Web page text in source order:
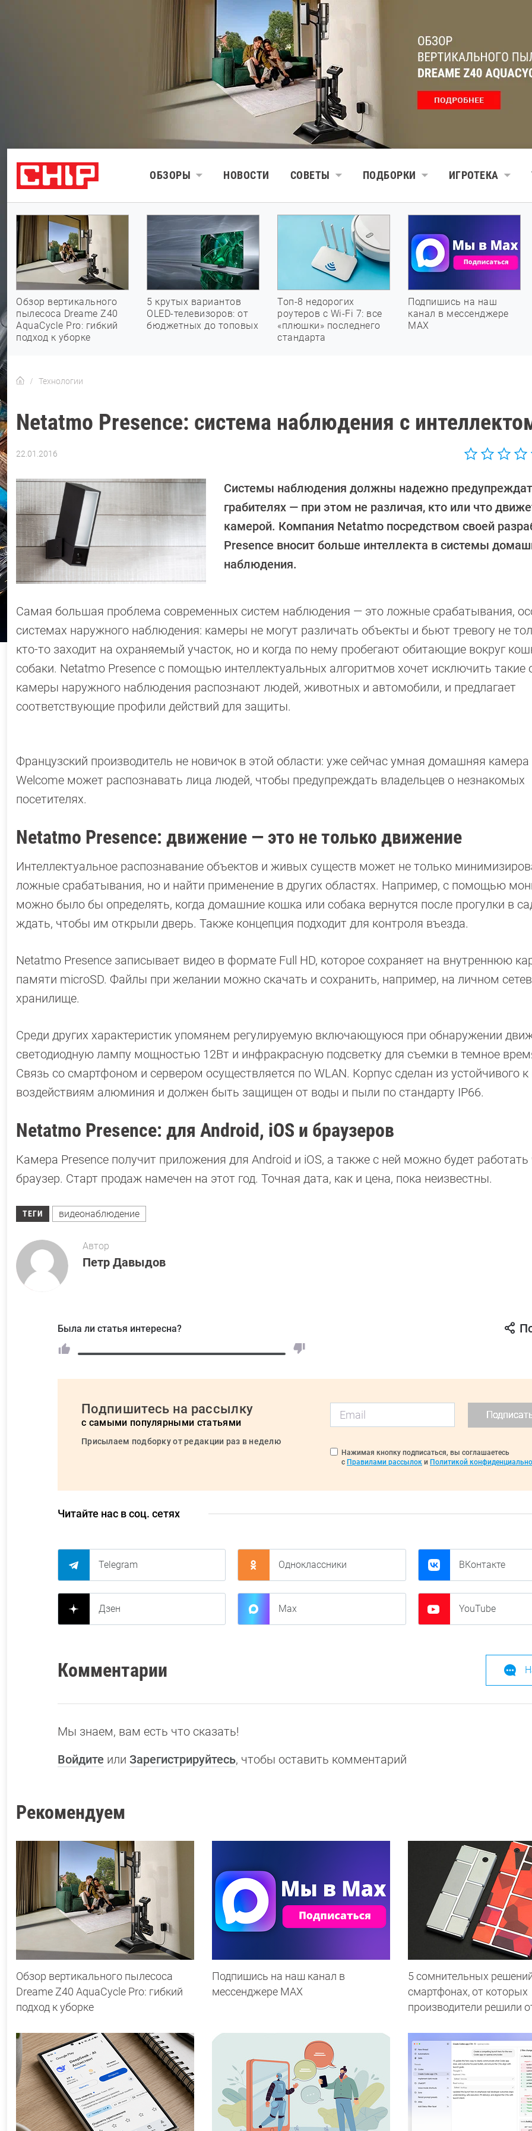
ОБЗОРЫ НОВОСТИ СОВЕТЫ ПОДБОРКИ ИГРОТЕКА
Обзор вертикального
пылесоса Dreame Z40
AquaCycle Pro: гибкий
подход к уборке
5 крутых вариантов
OLED-телевизоров: от
бюджетных до топовых
Топ-8 недорогих
роутеров с Wi-Fi 7: все
«плюшки» последнего
стандарта
Подпишись на наш
канал в мессенджере
МАХ
Технологии
Netatmo Presence: система наблюдения с
22.01.2016
Давыдов
Системы наблюдения должны надежно
грабителях — при этом не различая, кто или что
камерой. Компания Netatmo посредством своей
Presence вносит больше интеллекта в системы
наблюдения.
Самая большая проблема современных систем наблюдения — это ложные срабатывания,
системах наружного наблюдения: камеры не могут различать объекты и бьют тревогу не
кто-то заходит на охраняемый участок, но и когда по нему пробегают обитающие вокруг
собаки. Netatmo Presence с помощью интеллектуальных алгоритмов хочет исключить такие
камеры наружного наблюдения распознают людей, животных и автомобили, и предлагает
соответствующие профили действий для защиты.
Французский производитель не новичок в этой области: уже сейчас умная домашняя
Welcome может распознавать лица людей, чтобы предупреждать владельцев о незнакомых
посетителях.
Netatmo Presence: движение — это не только движение
Интеллектуальное распознавание объектов и живых существ может не только
ложные срабатывания, но и найти применение в других областях. Например, с помощью
можно было бы определять, когда домашние кошка или собака вернутся после прогулки в
ждать, чтобы им открыли дверь. Также концепция подходит для контроля въезда.
Netatmo Presence записывает видео в формате Full HD, которое сохраняет на внутреннюю
памяти microSD. Файлы при желании можно скачать и сохранить, например, на личном
хранилище.
Среди других характеристик упомянем регулируемую включающуюся при обнаружении
светодиодную лампу мощностью 12Вт и инфракрасную подсветку для съемки в темное
Связь со смартфоном и сервером осуществляется по WLAN. Корпус сделан из устойчивого
воздействиям алюминия и должен быть защищен от воды и пыли по стандарту IP66.
Netatmo Presence: для Android, iOS и браузеров
Камера Presence получит приложения для Android и iOS, а также с ней можно будет работать
браузер. Старт продаж намечен на этот год. Точная дата, как и цена, пока неизвестны.
ТЕГИ видеонаблюдение
Автор
Петр Давыдов
Была ли статья интересна?
Подпишитесь на рассылку
с самыми популярными статьями
Присылаем подборку от редакции раз в неделю
Нажимая кнопку подписаться, вы соглашаетесь
с Правилами рассылок и Политикой
Читайте нас в соц. сетях
Telegram Одноклассники ВКонтакте
Дзен Max YouTube
Комментарии
Мы знаем, вам есть что сказать!
Войдите или Зарегистрируйтесь, чтобы оставить комментарий
Рекомендуем
Обзор вертикального пылесоса
Dreame Z40 AquaCycle Pro: гибкий
подход к уборке
Подпишись на наш канал в
мессенджере МАХ
5 сомнительных
смартфонах, от которых
производители решили